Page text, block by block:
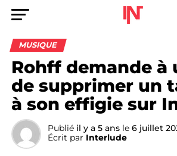
MUSIQUE
Rohff demande à
de supprimer un
à son effigie sur
Publié il y a 5 ans le 6 juillet
Écrit par Interlude